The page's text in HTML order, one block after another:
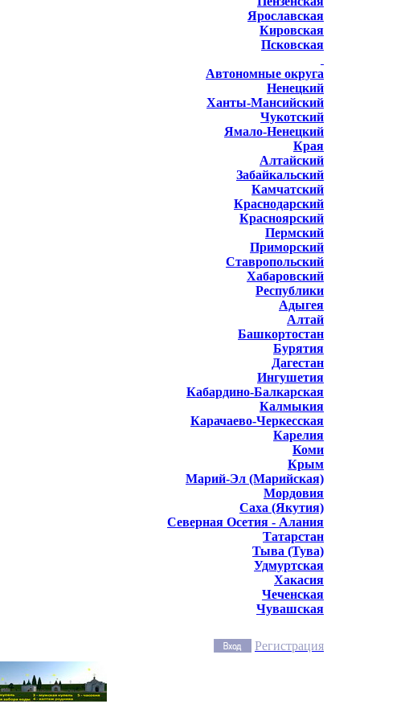
Ярославская
Кировская
Псковская
Автономные округа
Ненецкий
Ханты-Мансийский
Чукотский
Ямало-Ненецкий
Края
Алтайский
Забайкальский
Камчатский
Краснодарский
Красноярский
Пермский
Приморский
Ставропольский
Хабаровский
Республики
Адыгея
Алтай
Башкортостан
Бурятия
Дагестан
Ингушетия
Кабардино-Балкарская
Калмыкия
Карачаево-Черкесская
Карелия
Коми
Крым
Марий-Эл (Марийская)
Мордовия
Саха (Якутия)
Северная Осетия - Алания
Татарстан
Тыва (Тува)
Удмуртская
Хакасия
Чеченская
Чувашская
Регистрация